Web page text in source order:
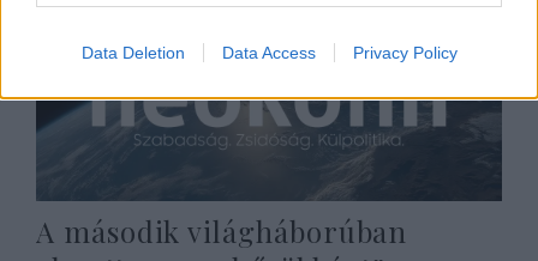
Data Deletion Data Access Privacy Policy
A második világháborúban